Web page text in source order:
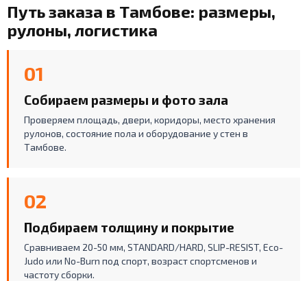
Путь заказа в Тамбове: размеры,
рулоны, логистика
01
Собираем размеры и фото зала
Проверяем площадь, двери, коридоры, место хранения
рулонов, состояние пола и оборудование у стен в
Тамбове.
02
Подбираем толщину и покрытие
Сравниваем 20-50 мм, STANDARD/HARD, SLIP-RESIST, Eco-
Judo или No-Burn под спорт, возраст спортсменов и
частоту сборки.